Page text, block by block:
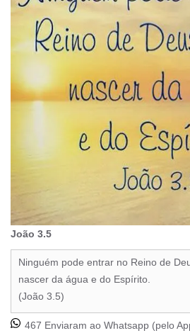
João 3.5
Ninguém pode entrar no Reino de
nascer da água e do Espírito.
(João 3.5)
467 Enviaram ao Whatsapp (pelo